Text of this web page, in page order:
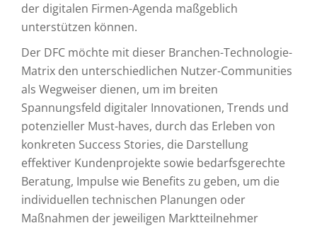
der digitalen Firmen-Agenda maßgeblich
unterstützen können.
Der DFC möchte mit dieser Branchen-Technologie-
Matrix den unterschiedlichen Nutzer-Communities
als Wegweiser dienen, um im breiten
Spannungsfeld digitaler Innovationen, Trends und
potenzieller Must-haves, durch das Erleben von
konkreten Success Stories, die Darstellung
effektiver Kundenprojekte sowie bedarfsgerechte
Beratung, Impulse wie Benefits zu geben, um die
individuellen technischen Planungen oder
Maßnahmen der jeweiligen Marktteilnehmer